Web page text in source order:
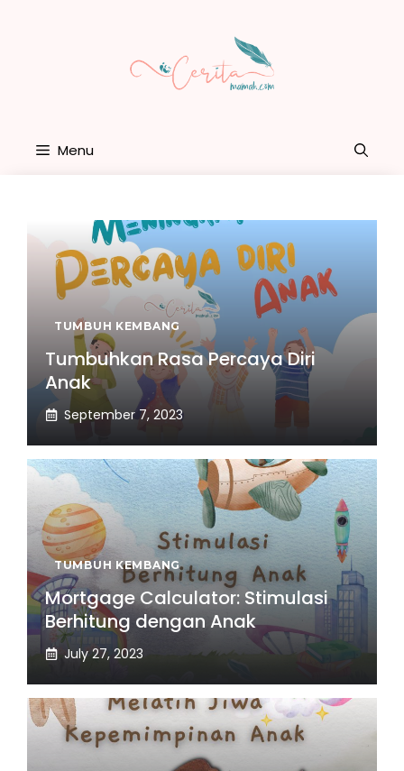
Menu
TUMBUH KEMBANG
Tumbuhkan Rasa Percaya Diri
Anak
September 7, 2023
TUMBUH KEMBANG
Mortgage Calculator: Stimulasi
Berhitung dengan Anak
July 27, 2023